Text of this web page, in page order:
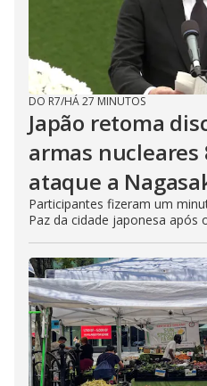
DO R7/HÁ 27 MINUTOS
Japão retoma
armas nucleares
ataque a
Participantes fizeram um
Paz da cidade japonesa após